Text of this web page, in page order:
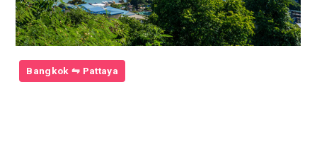
Bangkok ⇋ Pattaya